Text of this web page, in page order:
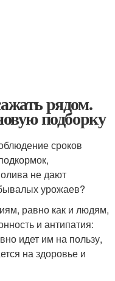
рядом.
подборку
сроков
не дают
урожаев?
равно как и людям,
и антипатия:
идет им на пользу,
на здоровье и